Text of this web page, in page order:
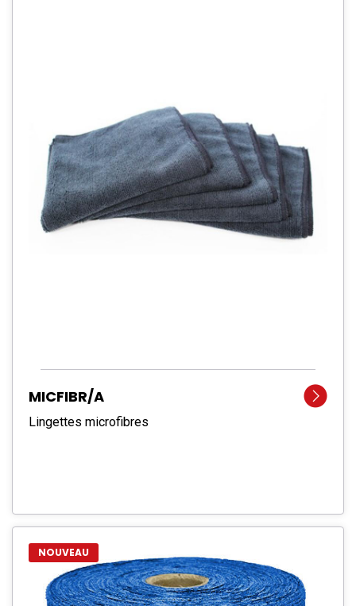
MICFIBR/A
Lingettes microfibres
NOUVEAU